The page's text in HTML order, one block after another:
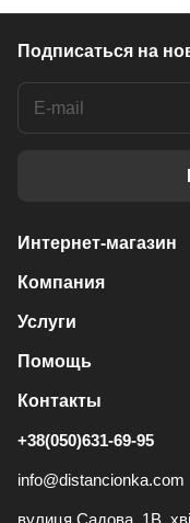
Подписаться на
Интернет-магазин
Компания
Услуги
Помощь
Контакты
+38(050)631-69-95
info@distancionka.com
вулиця Садова, 1В,